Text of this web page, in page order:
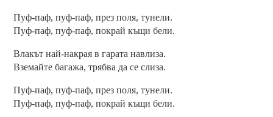
Пуф-паф, пуф-паф, през поля, тунели.
Пуф-паф, пуф-паф, покрай къщи бели.
Влакът най-накрая в гарата навлиза.
Вземайте багажа, трябва да се слиза.
Пуф-паф, пуф-паф, през поля, тунели.
Пуф-паф, пуф-паф, покрай къщи бели.